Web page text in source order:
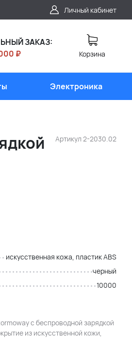
Личный кабинет
ЗАКАЗ:
₽
Корзина
Электроника
Артикул 2-2030.02
искусственная кожа, пластик ABS
черный
10000
с беспроводной зарядкой
из искусственной кожи,